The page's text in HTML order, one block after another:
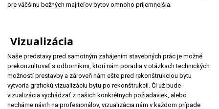
pre väčšinu bežných majiteľov bytov omnoho príjemnejšia.
Vizualizácia
Naše predstavy pred samotným zahájením stavebných prác je možné
prekonzultovať s odborníkmi, ktorí nám poradia v otázkach technických
možností prestavby a zároveň nám ešte pred rekonštrukciou bytu
vytvoria grafickú vizualizáciu bytu po rekonštrukcii. Či už bude
vizualizácia vychádzať z našich konkrétnych požiadaviek, alebo
necháme návrh na profesionálov, vizualizácia nám v každom prípade